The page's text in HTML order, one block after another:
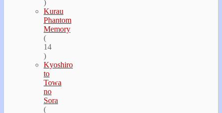
)
Kurau
Phantom
Memory
(
14
)
Kyoshiro
to
Towa
no
Sora
(